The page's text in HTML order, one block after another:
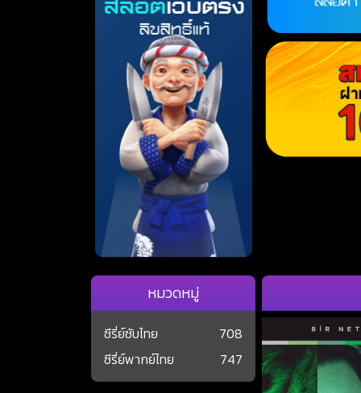
หมวดหมู่
ซีรี่ย์ซับไทย
708
ซีรี่ย์พากย์ไทย
747